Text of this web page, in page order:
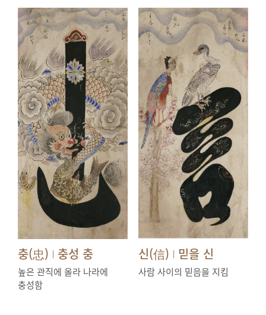
충(忠) | 충성 충
높은 관직에 올라 나라에
충성함
신(信) | 믿을 신
사람 사이의 믿음을 지킴